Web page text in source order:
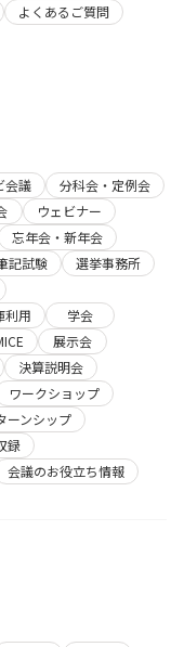
よくあるご質問
会議
分科会・定例会
ウェビナー
忘年会・新年会
記試験
選挙事務所
利用
学会
展示会
決算説明会
ワークショップ
ーンシップ
録
会議のお役立ち情報